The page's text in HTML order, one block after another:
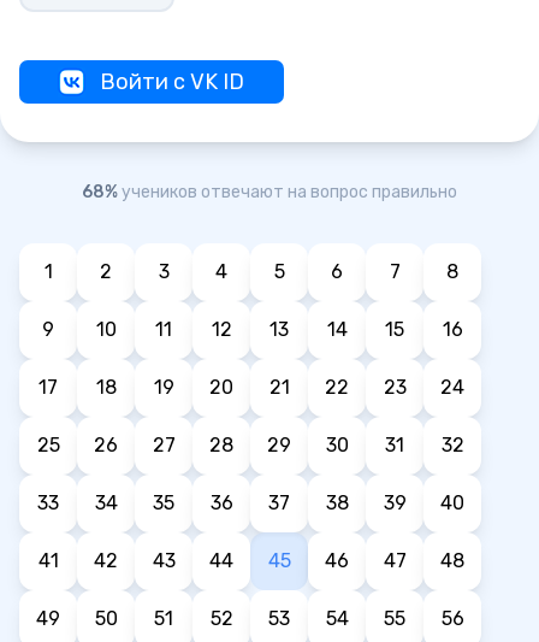
Войти с VK ID
68%учеников отвечают на вопрос правильно
1 2 3 4 5 6 7 8
9 10 11 12 13 14 15 16
17 18 19 20 21 22 23 24
25 26 27 28 29 30 31 32
33 34 35 36 37 38 39 40
41 42 43 44 45 46 47 48
49 50 51 52 53 54 55 56